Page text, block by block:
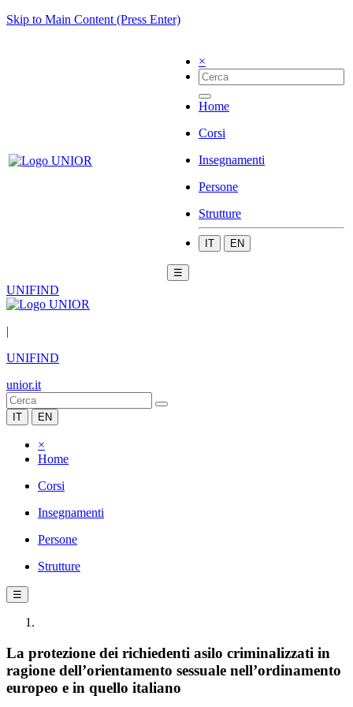
Skip to Main Content (Press Enter)
×
Home
Corsi
Insegnamenti
Persone
Strutture
IT EN
☰
UNIFIND
|
UNIFIND
unior.it
IT EN
×
Home
Corsi
Insegnamenti
Persone
Strutture
☰
La protezione dei richiedenti asilo criminalizzati in
ragione dell’orientamento sessuale nell’ordinamento
europeo e in quello italiano